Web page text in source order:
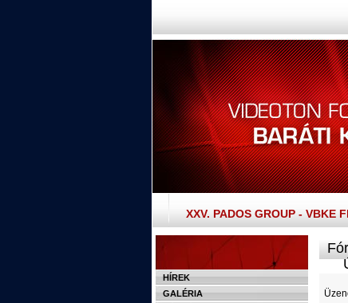
XXV. PADOS GROUP - VBKE
HÍREK
GALÉRIA
Új